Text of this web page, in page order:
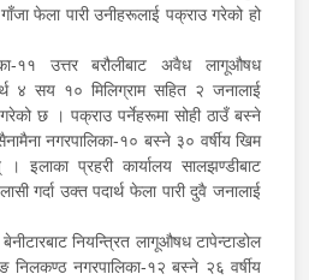
फेला पारी उनीहरूलाई पक्राउ गरेको हो
११ उत्तर बरौलीबाट अवैध लागूऔषध
४ सय १० मिलिग्राम सहित २ जनालाई
छ । पक्राउ पर्नेहरूमा सोही ठाउँ बस्ने
नगरपालिका-१० बस्ने ३० वर्षीय खिम
इलाका प्रहरी कार्यालय सालझण्डीबाट
गर्दा उक्त पदार्थ फेला पारी दुवै जनालाई
नियन्त्रित लागूऔषध टापेन्टाडोल
नगरपालिका-१२ बस्ने २६ वर्षीय